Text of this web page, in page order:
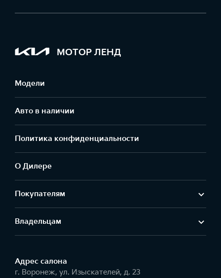
МОТОР ЛЕНД
Модели
Авто в наличии
Политика конфиденциальности
О Дилере
Покупателям
Владельцам
Адрес салонa
г. Воронеж, ул. Изыскателей, д. 23